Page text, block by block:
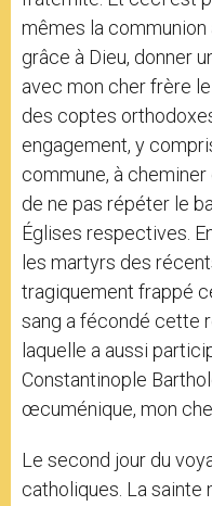
mêmes la communion
grâce à Dieu, donner
avec mon cher frère
des coptes
engagement, y
commune, à
de ne pas répéter le
Églises respectives.
les martyrs des
tragiquement frappé
sang a fécondé cette
laquelle a aussi
Constantinople
œcuménique, mon
Le second jour du
catholiques. La